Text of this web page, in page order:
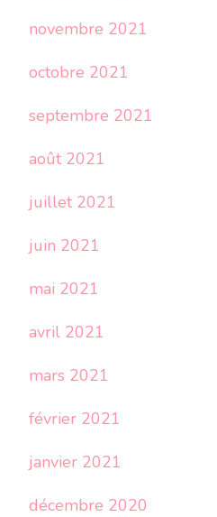
novembre 2021
octobre 2021
septembre 2021
août 2021
juillet 2021
juin 2021
mai 2021
avril 2021
mars 2021
février 2021
janvier 2021
décembre 2020